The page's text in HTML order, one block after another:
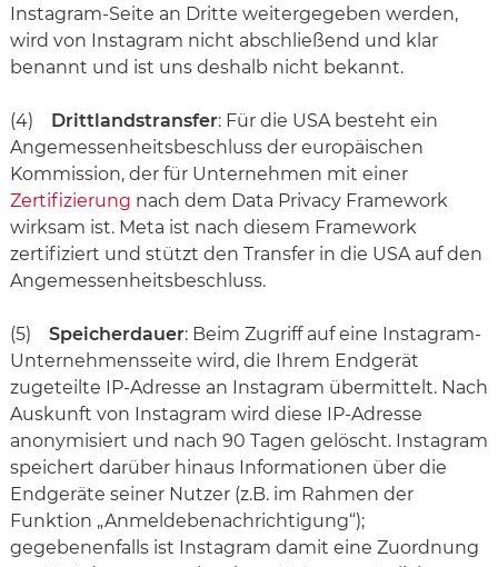
Instagram-Seite an Dritte weitergegeben werden,
wird von Instagram nicht abschließend und klar
benannt und ist uns deshalb nicht bekannt.
(4) Drittlandstransfer: Für die USA besteht ein
Angemessenheitsbeschluss der europäischen
Kommission, der für Unternehmen mit einer
Zertifizierung nach dem Data Privacy Framework
wirksam ist. Meta ist nach diesem Framework
zertifiziert und stützt den Transfer in die USA auf den
Angemessenheitsbeschluss.
(5) Speicherdauer: Beim Zugriff auf eine Instagram-
Unternehmensseite wird, die Ihrem Endgerät
zugeteilte IP-Adresse an Instagram übermittelt. Nach
Auskunft von Instagram wird diese IP-Adresse
anonymisiert und nach 90 Tagen gelöscht. Instagram
speichert darüber hinaus Informationen über die
Endgeräte seiner Nutzer (z.B. im Rahmen der
Funktion „Anmeldebenachrichtigung“);
gegebenenfalls ist Instagram damit eine Zuordnung